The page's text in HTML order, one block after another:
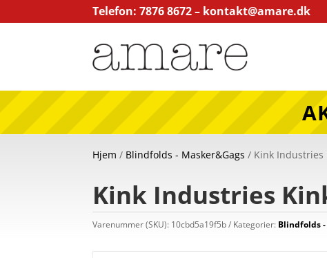
Telefon: 7876 8672 – kontakt@amare.dk
Hjem / Blindfolds - Masker&Gags / Kink Industries
Kink Industries
Varenummer (SKU): 10cbd5a19f5b Kategorier: Blindfolds -